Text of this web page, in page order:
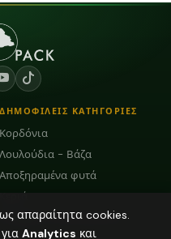
ΔΗΜΟΦΙΛΕΙΣ ΚΑΤΗΓΟΡΙΕΣ
Κορδόνια
Λουλούδια - Βάζα
Αποξηραμένα φυτά
Κεριά
Plexiglass Διακοσμητικά
απαραίτητα cookies.
Analytics και